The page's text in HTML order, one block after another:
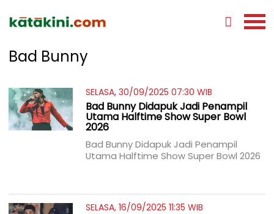
Bad Bunny
SELASA, 30/09/2025 07:30 WIB
Bad Bunny Didapuk Jadi Penampil
Utama Halftime Show Super Bowl
2026
Bad Bunny Didapuk Jadi Penampil
Utama Halftime Show Super Bowl 2026
SELASA, 16/09/2025 11:35 WIB